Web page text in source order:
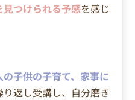
つけられる予感を感じ
子供の子育て、家事に
返し受講し、自分磨き